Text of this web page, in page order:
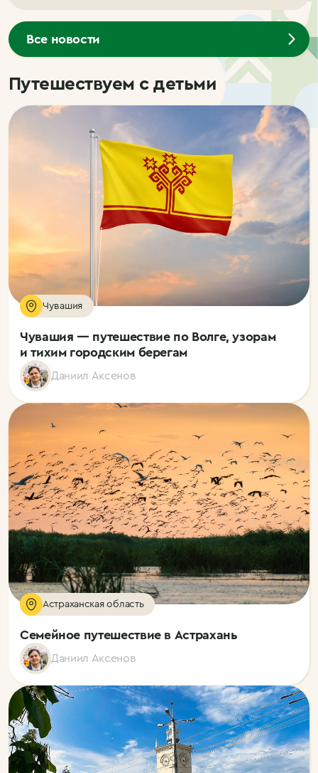
Все новости
Путешествуем с детьми
Чувашия
Чувашия — путешествие по Волге, узорам
и тихим городским берегам
Даниил Аксенов
Астраханская область
Семейное путешествие в Астрахань
Даниил Аксенов